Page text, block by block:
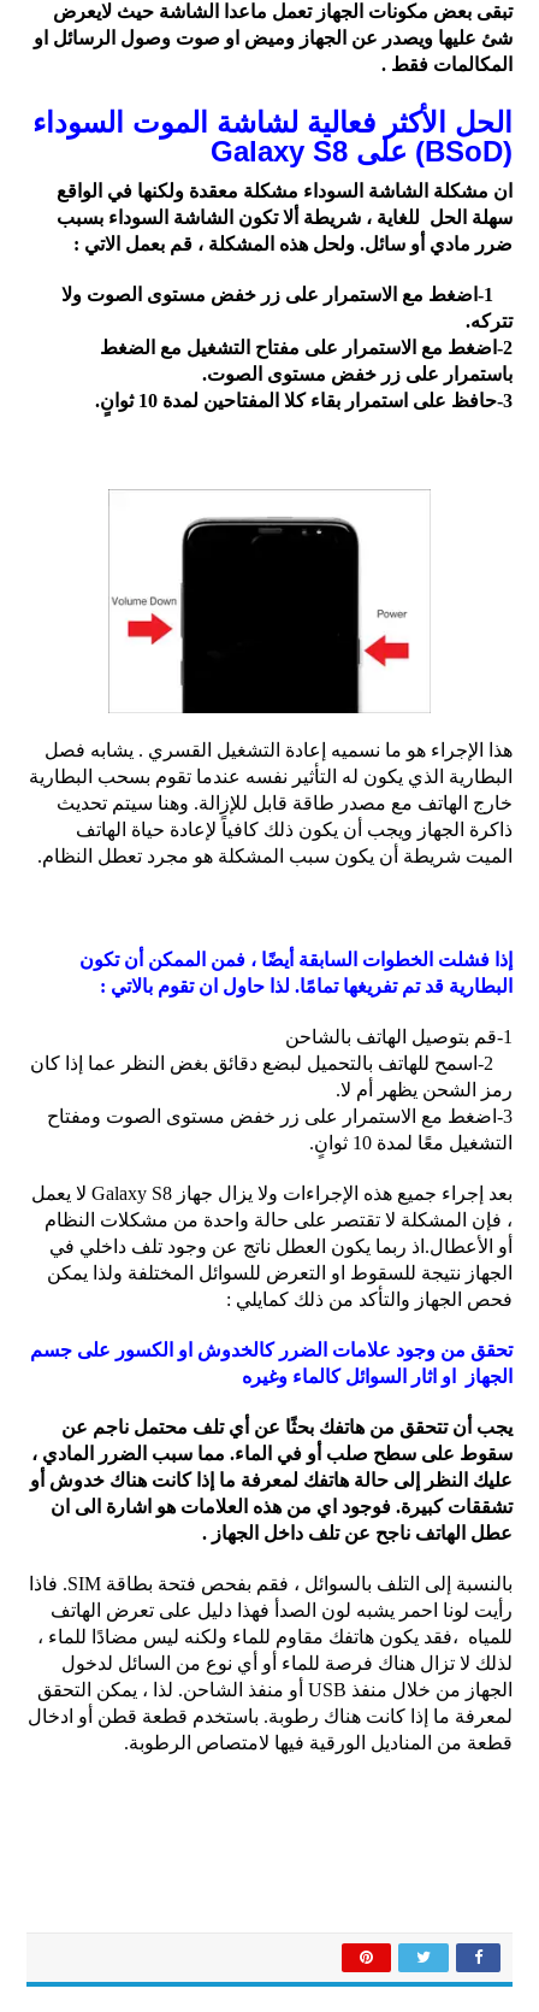
تبقى بعض مكونات الجهاز تعمل ماعدا الشاشة حيث لايعرض
شئ عليها ويصدر عن الجهاز وميض او صوت وصول الرسائل او
المكالمات فقط .
الحل الأكثر فعالية لشاشة الموت السوداء
ان مشكلة الشاشة السوداء مشكلة معقدة ولكنها فيالواقع
سهلة الحل للغاية ، شريطة ألا تكون الشاشة السوداء بسبب
ضرر مادي أو سائل.ولحل هذه المشكلة ، قم بعمل الاتي :
1-اضغط مع الاستمرار على زر خفض مستوى الصوت ولا
تتركه.
اضغط مع الاستمرار على مفتاح التشغيل مع الضغط
باستمرار على زر خفض مستوى الصوت.
حافظ على استمرار بقاء كلا المفتاحين لمدة 10 ثوانٍ.
هذا الإجراء هو ما نسميه إعادة التشغيل القسري . يشابه فصل
البطارية الذي يكون له التأثير نفسه عندما تقوم بسحب البطارية
خارج الهاتف مع مصدر طاقة قابل للإزالة. وهنا سيتم تحديث
ذاكرة الجهاز ويجب أن يكون ذلك كافياً لإعادة حياة الهاتف
الميت شريطة أن يكون سبب المشكلة هو مجرد تعطل النظام.
إذا فشلت الخطوات السابقة أيضًا ، فمن الممكن أن تكون
البطارية قد تم تفريغها تمامًا.لذا حاول ان تقوم بالاتي :
قم بتوصيل الهاتف بالشاحن
اسمح للهاتف بالتحميل لبضع دقائق بغض النظر عما إذا كان
رمز الشحن يظهر أم لا.
3-اضغط مع الاستمرار على زر خفض مستوى الصوت ومفتاح
التشغيل معًا لمدة 10 ثوانٍ.
بعد إجراء جميع هذه الإجراءات ولا يزال جهاز Galaxy S8 لا يعمل
، فإن المشكلة لا تقتصر على حالة واحدة من مشكلات النظام
أو الأعطال.اذ ربما يكون العطل ناتج عن وجود تلف داخلي في
الجهاز نتيجة للسقوط او التعرض للسوائل المختلفة ولذا يمكن
فحص الجهاز والتأكد من ذلك كمايلي :
تحقق من وجود علامات الضرر كالخدوش او الكسور على جسم
الجهاز او اثار السوائل كالماء وغيره
يجب أن تتحقق من هاتفك بحثًا عن أي تلف محتمل ناجم عن
سقوط على سطح صلب أو في الماء. مما سببالضرر المادي ،
عليك النظر إلى حالة هاتفك لمعرفة ما إذا كانت هناك خدوش أو
تشققات كبيرة.فوجود اي من هذه العلامات هو اشارة الى ان
عطل الهاتف ناجح عن تلف داخل الجهاز .
بالنسبة إلى التلف بالسوائل ، فقم بفحص فتحة بطاقة SIM.
فاذا
رأيت لونا احمر يشبه لون الصدأ فهذا دليل على تعرض الهاتف
للمياه ،فقد يكون هاتفك مقاوم للماء ولكنه ليس مضادًا للماء ،
لذلك لا تزال هناك فرصة للماء أو أي نوع من السائل لدخول
الجهاز من خلال منفذ USB أو منفذ الشاحن.
لذا ، يمكن التحقق
لمعرفة ما إذا كانت هناك رطوبة. باستخدم قطعة قطن أو ادخال
قطعة من المناديل الورقية فيها لامتصاص الرطوبة.